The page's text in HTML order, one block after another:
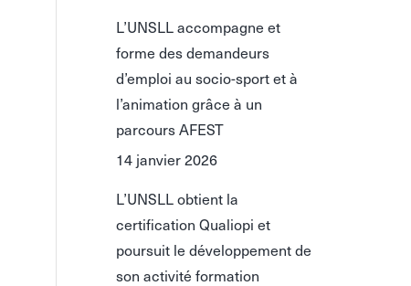
L’UNSLL accompagne et
forme des demandeurs
d’emploi au socio-sport et à
l’animation grâce à un
parcours AFEST
14 janvier 2026
L’UNSLL obtient la
certification Qualiopi et
poursuit le développement de
son activité formation